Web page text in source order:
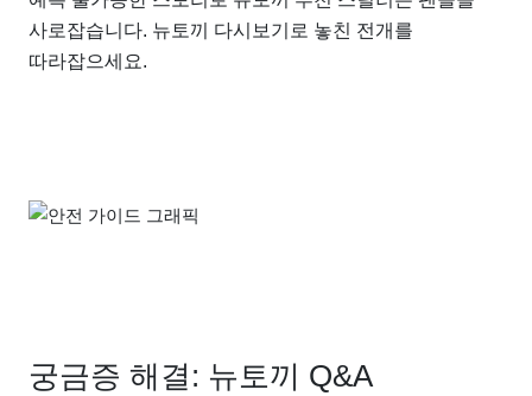
사로잡습니다. 뉴토끼 다시보기로 놓친 전개를
따라잡으세요.
궁금증 해결: 뉴토끼 Q&A